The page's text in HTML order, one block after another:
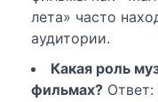
лета» часто
аудитории.
Какая роль
фильмах?